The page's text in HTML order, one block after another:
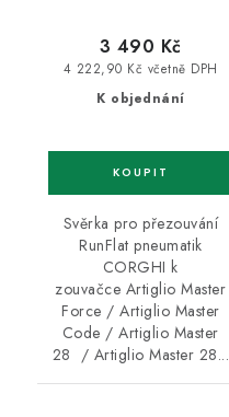
K objednání
4 222,90 Kč včetně DPH
3 490 Kč
Svěrka pro přezouvání
RunFlat pneumatik
CORGHI k
zouvačce Artiglio Master
Force / Artiglio Master
Code / Artiglio Master
28 / Artiglio Master 28...